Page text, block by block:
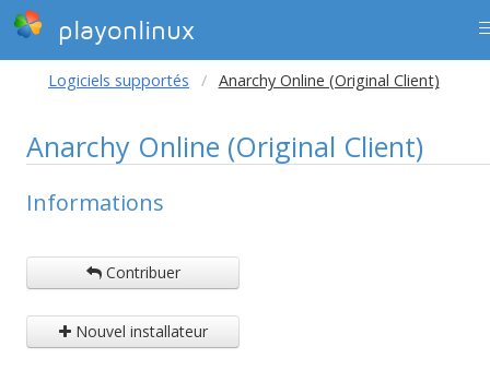
playonlinux
Logiciels supportés Anarchy Online (Original Client)
Anarchy Online (Original Client)
Informations
Contribuer
Nouvel installateur